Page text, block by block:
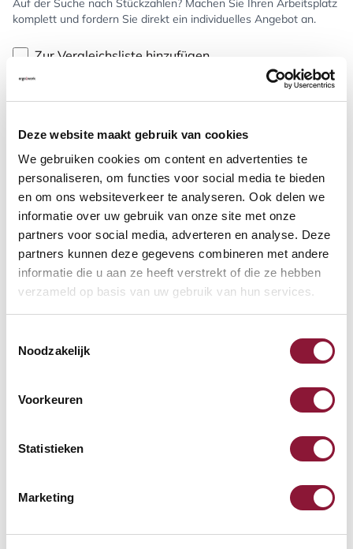
Deze website maakt gebruik van cookies
We gebruiken cookies om content en advertenties te
personaliseren, om functies voor social media te bieden
en om ons websiteverkeer te analyseren. Ook delen we
informatie over uw gebruik van onze site met onze
partners voor social media, adverteren en analyse. Deze
partners kunnen deze gegevens combineren met andere
informatie die u aan ze heeft verstrekt of die ze hebben
verzameld op basis van uw gebruik van hun services.
Noodzakelijk
Voorkeuren
Statistieken
Marketing
Auf der Suche nach Stückzahlen? Machen Sie Ihren Arbeitsplatz
komplett und fordern Sie direkt ein individuelles Angebot an.
Zur Vergleichsliste hinzufügen
Kostenlose Rücksendung(100 Tage)
Persönlichetelefonische Beratung
Kostenloser Versand ab €75,-
Späterbezahlen
Weitere Informationen
Häufig zusammen gekauft mit